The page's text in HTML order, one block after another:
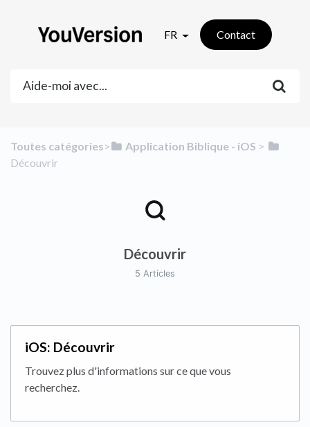
FR Contact
Toutes catégories​>​ ​Application Biblique - iOS ​ > ​
Découvrir
Découvrir
5 Articles
iOS: Découvrir
Trouvez plus d'informations sur ce que vous
recherchez.